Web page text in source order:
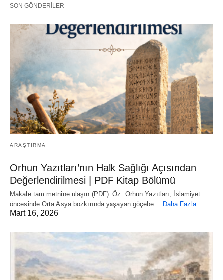
SON GÖNDERILER
ARAŞTIRMA
Orhun Yazıtları’nın Halk Sağlığı Açısından
Değerlendirilmesi | PDF Kitap Bölümü
Makale tam metnine ulaşın (PDF). Öz: Orhun Yazıtları, İslamiyet
öncesinde Orta Asya bozkırında yaşayan göçebe… Daha Fazla
Mart 16, 2026